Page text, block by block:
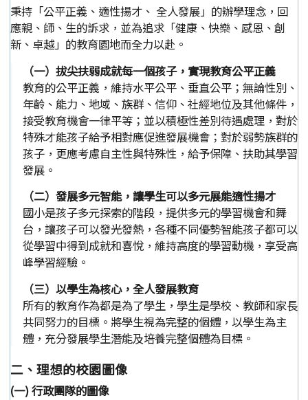
秉持「公平正義、適性揚才、 全人發展」的辦學理念，回
應親、師、生的訴求，並為追求「健康、快樂、感恩、創
新、卓越」的教育園地而全力以赴。
（一）拔尖扶弱成就每一個孩子，實現教育公平正義
教育的公平正義，維持水平公平、垂直公平；無論性別、
年齡、能力、地域、族群、信仰、社經地位及其他條件，
接受教育機會一律平等；並以積極性差別待遇處理，對於
特殊才能孩子給予相對應促進發展機會；對於弱勢族群的
孩子，更應考慮自主性與特殊性，給予保障、扶助其學習
發展。
（二）發展多元智能，讓學生可以多元展能適性揚才
國小是孩子多元探索的階段，提供多元的學習機會和舞
台，讓孩子可以發光發熱，各種不同優勢智能孩子都可以
從學習中得到成就和喜悅，維持高度的學習動機，享受高
峰學習經驗。
（三）以學生為核心，全人發展教育
所有的教育作為都是為了學生，學生是學校、教師和家長
共同努力的目標。將學生視為完整的個體，以學生為主
體，充分發展學生潛能及培養完整個體為目標。
二、理想的校園圖像
(一) 行政團隊的圖像